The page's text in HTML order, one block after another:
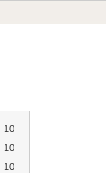
10
10
10